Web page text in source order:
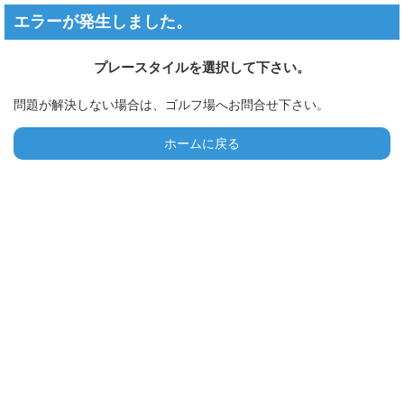
エラーが発生しました。
プレースタイルを選択して下さい。
問題が解決しない場合は、ゴルフ場へお問合せ下さい。
ホームに戻る